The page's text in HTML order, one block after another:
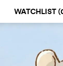
WATCHLIST (